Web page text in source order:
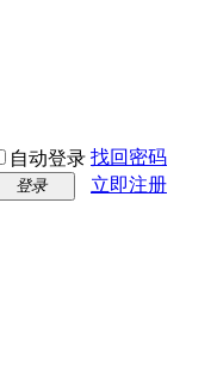
自动登录 找回密码
登录
立即注册